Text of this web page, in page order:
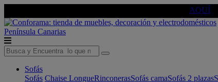
AQUÍ
Península Canarias
Sofás
Sofás Chaise LongueRinconerasSofás camaSofás 2 plazas